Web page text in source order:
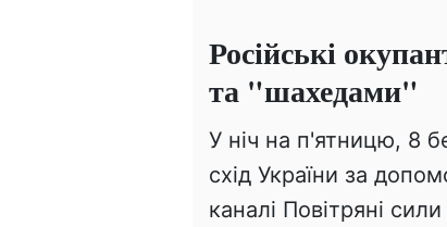
Російські
та "шахедами"
У ніч на п'ятницю, 8
схід України за
каналі Повітряні